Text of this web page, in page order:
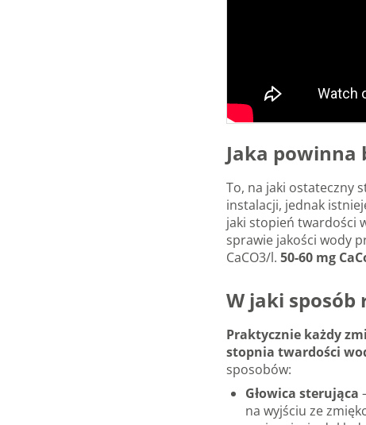
Jaka powinna
To, na jaki ostateczny
instalacji, jednak
jaki stopień twardości
sprawie jakości wody
CaCO3/l. 50-60 mg
W jaki sposób
Praktycznie każdy
stopnia twardości
sposobów:
Głowica sterująca
na wyjściu ze